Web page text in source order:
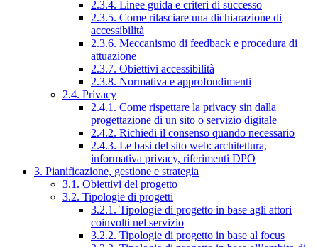
2.3.4. Linee guida e criteri di successo
2.3.5. Come rilasciare una dichiarazione di
accessibilità
2.3.6. Meccanismo di feedback e procedura di
attuazione
2.3.7. Obiettivi accessibilità
2.3.8. Normativa e approfondimenti
2.4. Privacy
2.4.1. Come rispettare la privacy sin dalla
progettazione di un sito o servizio digitale
2.4.2. Richiedi il consenso quando necessario
2.4.3. Le basi del sito web: architettura,
informativa privacy, riferimenti DPO
3. Pianificazione, gestione e strategia
3.1. Obiettivi del progetto
3.2. Tipologie di progetti
3.2.1. Tipologie di progetto in base agli attori
coinvolti nel servizio
3.2.2. Tipologie di progetto in base al focus